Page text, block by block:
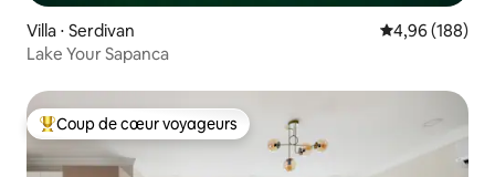
Villa ⋅ Serdivan Évaluation
4,96 (188)
Lake Your Sapanca
Coups de cœur voyageurs les plus appréciés
Coup de cœur voyageurs